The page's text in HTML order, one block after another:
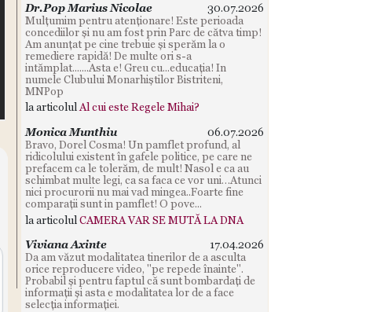
Dr.Pop Marius Nicolae
30.07.2026
Mulțumim pentru atenționare! Este perioada
concediilor și nu am fost prin Parc de cătva timp!
Am anunțat pe cine trebuie și sperăm la o
remediere rapidă! De multe ori s-a
intămplat.......Asta e! Greu cu...educația! In
numele Clubului Monarhiștilor Bistriteni,
MNPop
la articolul Al cui este Regele Mihai?
Monica Munthiu
06.07.2026
Bravo, Dorel Cosma! Un pamflet profund, al
ridicolului existent în gafele politice, pe care ne
prefacem ca le tolerăm, de mult! Nasol e ca au
schimbat multe legi, ca sa faca ce vor uni…Atunci
nici procurorii nu mai vad mingea..Foarte fine
comparații sunt in pamflet! O pove...
la articolul CAMERA VAR SE MUTĂ LA DNA
Viviana Axinte
17.04.2026
Da am văzut modalitatea tinerilor de a asculta
orice reproducere video, "pe repede înainte".
Probabil și pentru faptul că sunt bombardați de
informații și asta e modalitatea lor de a face
selecția informației.